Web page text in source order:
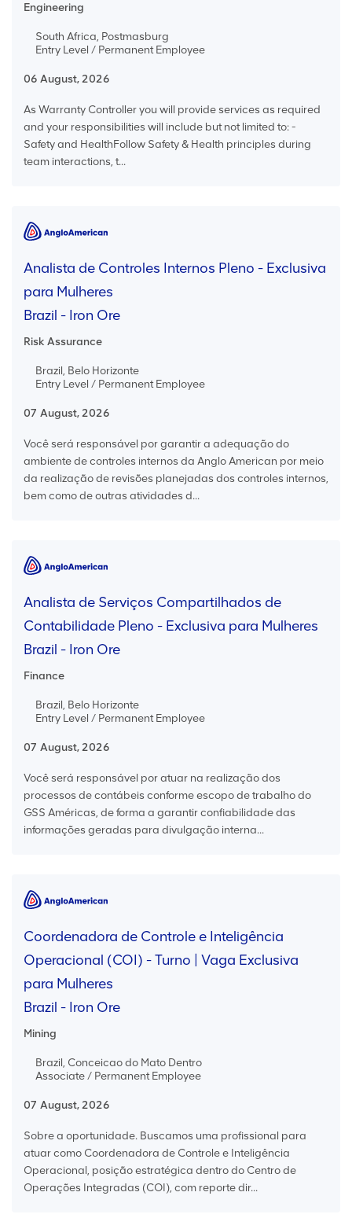
Engineering
South Africa, Postmasburg
Entry Level / Permanent Employee
06 August, 2026
As Warranty Controller you will provide services as required
and your responsibilities will include but not limited to: -
Safety and HealthFollow Safety & Health principles during
team interactions, t...
Analista de Controles Internos Pleno - Exclusiva
para Mulheres
Brazil - Iron Ore
Risk Assurance
Brazil, Belo Horizonte
Entry Level / Permanent Employee
07 August, 2026
Você será responsável por garantir a adequação do
ambiente de controles internos da Anglo American por meio
da realização de revisões planejadas dos controles internos,
bem como de outras atividades d...
Analista de Serviços Compartilhados de
Contabilidade Pleno - Exclusiva para Mulheres
Brazil - Iron Ore
Finance
Brazil, Belo Horizonte
Entry Level / Permanent Employee
07 August, 2026
Você será responsável por atuar na realização dos
processos de contábeis conforme escopo de trabalho do
GSS Américas, de forma a garantir confiabilidade das
informações geradas para divulgação interna...
Coordenadora de Controle e Inteligência
Operacional (COI) - Turno | Vaga Exclusiva
para Mulheres
Brazil - Iron Ore
Mining
Brazil, Conceicao do Mato Dentro
Associate / Permanent Employee
07 August, 2026
Sobre a oportunidade. Buscamos uma profissional para
atuar como Coordenadora de Controle e Inteligência
Operacional, posição estratégica dentro do Centro de
Operações Integradas (COI), com reporte dir...